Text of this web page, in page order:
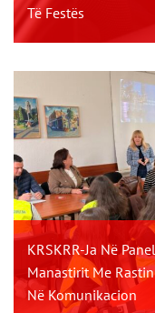
Të Festës
KRSKRR-Ja Në
Manastirit Me
Në Komunikacion